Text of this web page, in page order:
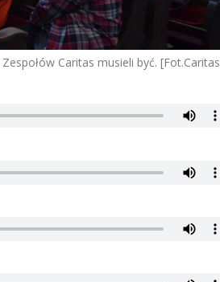
Caritas musieli być. [Fot.Caritas